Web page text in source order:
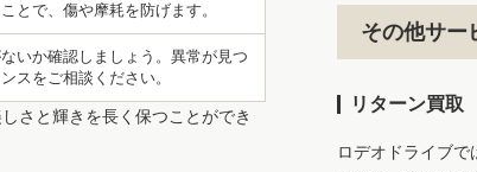
とで、傷や摩耗を防げます。
いか確認しましょう。異常が見つ
スをご相談ください。
さと輝きを長く保つことができ
その他サー
リターン買取
ロデオドライブ